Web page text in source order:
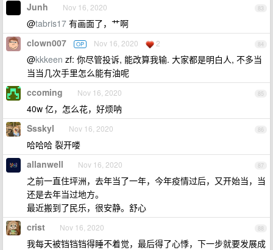
83
Junh Nov 16, 2020
@tabris17 有画面了，艹啊
84
clown007 OP Nov 16, 2020 2
@kkkeen zf: 你尽管投诉, 能改算我输. 大家都是明白人, 不多当
当当几次手里怎么能有油呢
85
ccoming Nov 16, 2020
40w 亿，怎么花，好烦呐
86
Ssskyl Nov 16, 2020
哈哈哈 裂开喽
87
allanwell Nov 16, 2020
之前一直住坪洲，去年当了一年，今年疫情过后，又开始当，当
还是去年当过地方。
最近搬到了民乐，很安静。舒心
88
crist Nov 16, 2020
我每天被铛铛铛得睡不着觉，最后得了心悸，下一步就要发展成